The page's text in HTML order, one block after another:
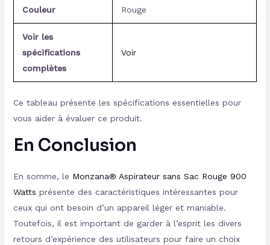
Couleur Rouge
Voir les
spécifications
complètes
Voir
Ce tableau présente les spécifications essentielles pour
vous aider à évaluer ce produit.
En Conclusion
En somme, le Monzana® Aspirateur sans Sac Rouge 900
Watts présente des caractéristiques intéressantes pour
ceux qui ont besoin d’un appareil léger et maniable.
Toutefois, il est important de garder à l’esprit les divers
retours d’expérience des utilisateurs pour faire un choix